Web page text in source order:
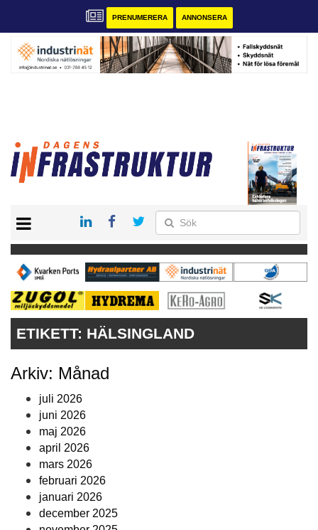
PRENUMERERA ANNONSERA
KONTAKT
VÅRA ANDRA MAGASIN
PRENUMERERA
ANNONSERA
ETIKETT: HÄLSINGLAND
Arkiv: Månad
juli 2026
juni 2026
maj 2026
april 2026
mars 2026
februari 2026
januari 2026
december 2025